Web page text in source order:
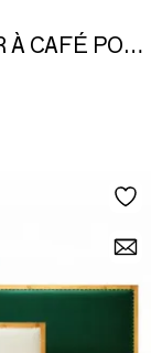
SAINT-GERMAIN ORGANISEUR À CAFÉ POUR CAPSULES NESPRESSO